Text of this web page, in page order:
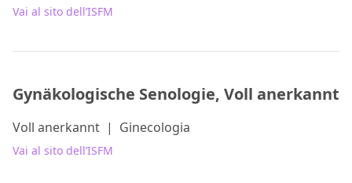
Vai al sito dell’ISFM
Gynäkologische Senologie, Voll anerkannt
Voll anerkannt | Ginecologia
Vai al sito dell’ISFM